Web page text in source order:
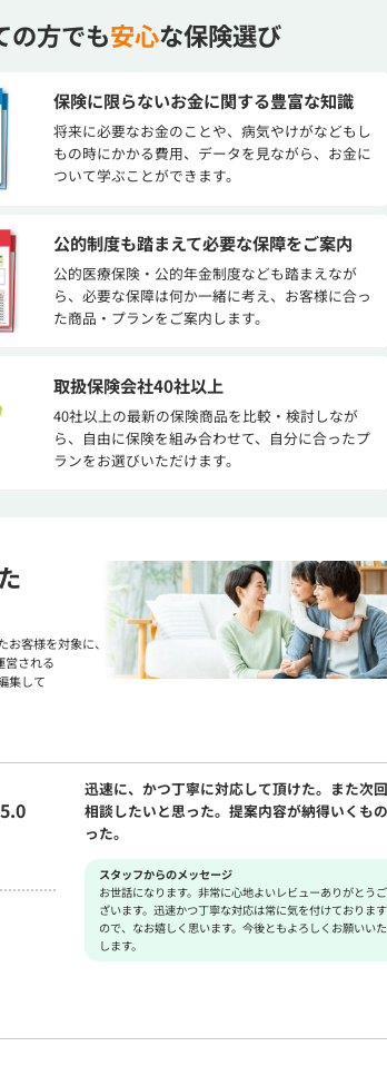
の方でも安心な保険選び
保険に限らないお金に関する豊富な知識
将来に必要なお金のことや、病気やけがなどもし
もの時にかかる費用、データを見ながら、お金に
ついて学ぶことができます。
公的制度も踏まえて必要な保障をご案内
公的医療保険・公的年金制度なども踏まえなが
ら、必要な保障は何か一緒に考え、お客様に合っ
た商品・プランをご案内します。
取扱保険会社40社以上
40社以上の最新の保険商品を比較・検討しなが
ら、自由に保険を組み合わせて、自分に合ったプ
ランをお選びいただけます。
客様を対象に、
営される
集して
5.0
迅速に、かつ丁寧に対応して頂けた。また次
相談したいと思った。提案内容が納得いくも
った。
スタッフからのメッセージ
お世話になります。非常に心地よいレビューありがとうご
ざいます。迅速かつ丁寧な対応は常に気を付けております
ので、なお嬉しく思います。今後ともよろしくお願いいた
します。